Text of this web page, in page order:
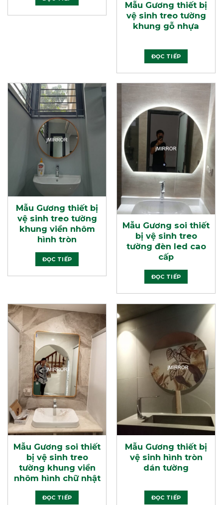
Mẫu Gương thiết bị
vệ sinh treo tường
khung gỗ nhựa
ĐỌC TIẾP
Mẫu Gương thiết bị
vệ sinh treo tường
khung viền nhôm
hình tròn
ĐỌC TIẾP
Mẫu Gương soi thiết
bị vệ sinh treo
tường đèn led cao
cấp
ĐỌC TIẾP
Mẫu Gương soi thiết
bị vệ sinh treo
tường khung viền
nhôm hình chữ nhật
ĐỌC TIẾP
Mẫu Gương thiết bị
vệ sinh hình tròn
dán tường
ĐỌC TIẾP